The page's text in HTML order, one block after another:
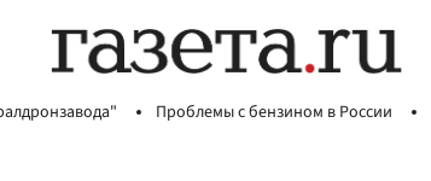
Проблемы с бензином в России